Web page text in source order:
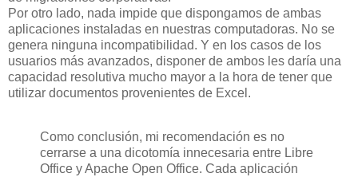
Por otro lado, nada impide que dispongamos de ambas
aplicaciones instaladas en nuestras computadoras. No se
genera ninguna incompatibilidad. Y en los casos de los
usuarios más avanzados, disponer de ambos les daría una
capacidad resolutiva mucho mayor a la hora de tener que
utilizar documentos provenientes de Excel.
Como conclusión, mi recomendación es no
cerrarse a una dicotomía innecesaria entre Libre
Office y Apache Open Office. Cada aplicación